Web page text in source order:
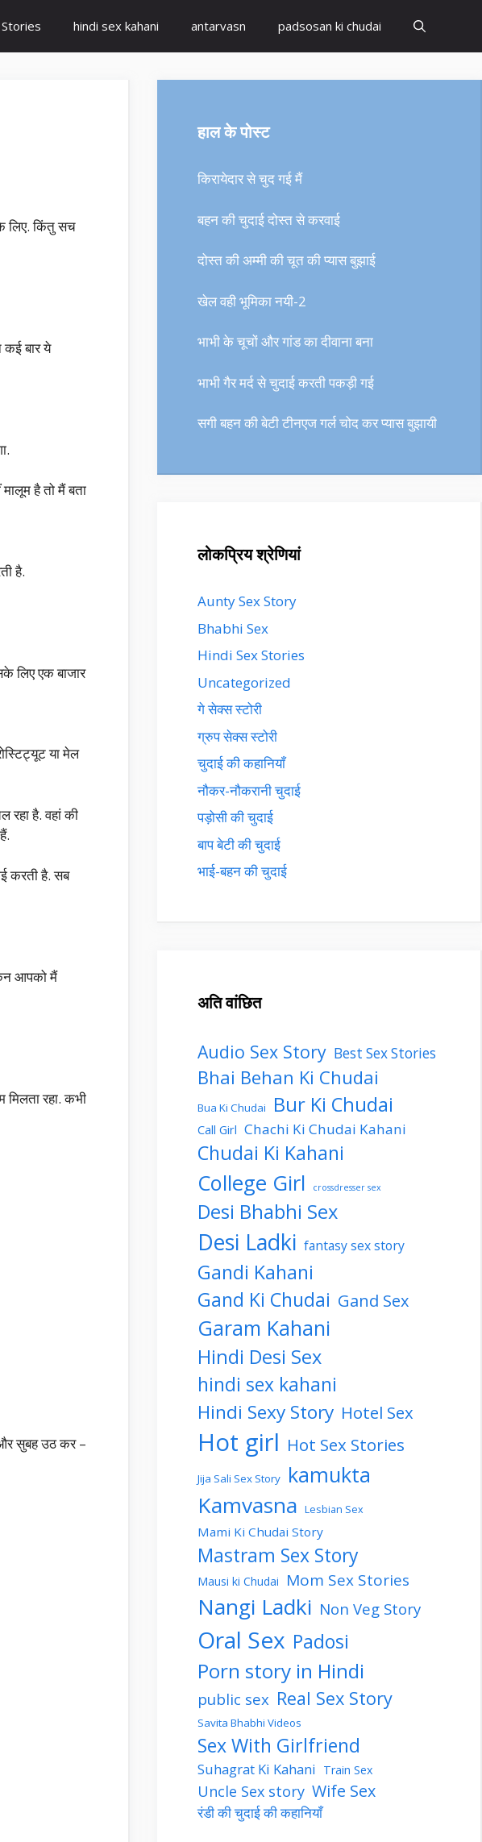
hindi sex kahani antarvasn padsosan ki chudai
लिए. किंतु सच
बार ये
है तो मैं बता
है.
लिए एक बाजार
या मेल
रहा है. वहां की
करती है. सब
आपको मैं
रहा. कभी
सुबह उठ कर –
हाल के पोस्ट
किरायेदार से चुद गई मैं
बहन की चुदाई दोस्त से करवाई
दोस्त की अम्मी की चूत की प्यास बुझाई
खेल वही भूमिका नयी-2
भाभी के चूचों और गांड का दीवाना बना
भाभी गैर मर्द से चुदाई करती पकड़ी गई
सगी बहन की बेटी टीनएज गर्ल चोद कर प्यास बुझायी
लोकप्रिय श्रेणियां
Aunty Sex Story
Bhabhi Sex
Hindi Sex Stories
Uncategorized
गे सेक्स स्टोरी
ग्रुप सेक्स स्टोरी
चुदाई की कहानियाँ
नौकर-नौकरानी चुदाई
पड़ोसी की चुदाई
बाप बेटी की चुदाई
भाई-बहन की चुदाई
अति वांछित
Audio Sex Story Best Sex Stories
Bhai Behan Ki Chudai
Bua Ki Chudai Bur Ki Chudai
Call Girl Chachi Ki Chudai Kahani
Chudai Ki Kahani
College Girl crossdresser sex
Desi Bhabhi Sex
Desi Ladki fantasy sex story
Gandi Kahani
Gand Ki Chudai Gand Sex
Garam Kahani
Hindi Desi Sex
hindi sex kahani
Hindi Sexy Story Hotel Sex
Hot girl Hot Sex Stories
Jija Sali Sex Story kamukta
Kamvasna Lesbian Sex
Mami Ki Chudai Story
Mastram Sex Story
Mausi ki Chudai Mom Sex Stories
Nangi Ladki Non Veg Story
Oral Sex Padosi
Porn story in Hindi
public sex Real Sex Story
Savita Bhabhi Videos
Sex With Girlfriend
Suhagrat Ki Kahani Train Sex
Uncle Sex story Wife Sex
रंडी की चुदाई की कहानियाँ